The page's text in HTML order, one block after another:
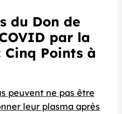
du Don de
par la
Cinq Points à
peuvent ne pas être
leur plasma après